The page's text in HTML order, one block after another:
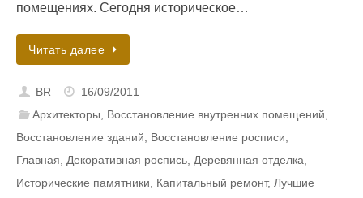
помещениях. Сегодня историческое…
Читать далее
BR
16/09/2011
Архитекторы, Восстановление внутренних помещений,
Восстановление зданий, Восстановление росписи,
Главная, Декоративная роспись, Деревянная отделка,
Исторические памятники, Капитальный ремонт, Лучшие